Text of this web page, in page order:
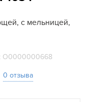
с мельницей,
О0000000668
0 отзыва